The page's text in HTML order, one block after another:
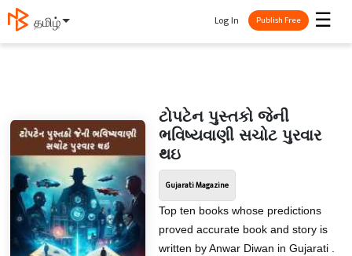
தமிழ் ☰
Log In Publish Free
ટોપટેન પુસ્તકો જેની
ભવિષ્યવાણી સચોટ પુરવાર
થઇ
Gujarati Magazine
Top ten books whose predictions
proved accurate book and story is
written by Anwar Diwan in Gujarati .